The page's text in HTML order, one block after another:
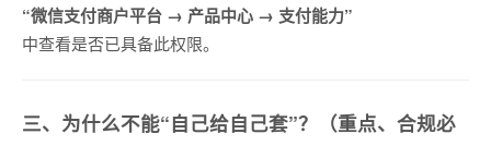
“微信支付商户平台 → 产品中心 → 支付能力”
中查看是否已具备此权限。
三、为什么不能“自己给自己套”？（重点、合规必